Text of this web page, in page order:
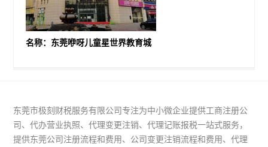
名称：东莞咿呀儿童星世界教育城
东莞市极刻财税服务有限公司专注为中小微企业提供工商注册公
司、代办营业执照、代理变更注销、代理记账报税一站式服务，
提供东莞公司注册流程和费用、公司变更注销流程和费用、代理